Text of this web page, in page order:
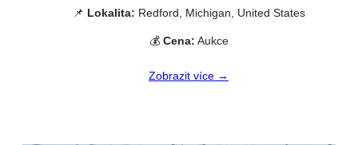
📌 Lokalita: Redford, Michigan, United States
💰 Cena: Aukce
Zobrazit více →